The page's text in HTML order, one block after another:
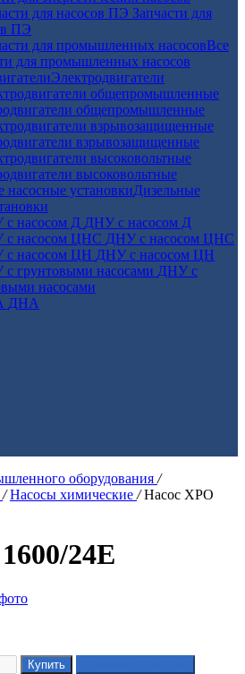
Запчасти для
ПЭ
Все
для промышленных насосов
Электродвигатели
общепромышленные
взрывозащищенные
высоковольтные
Дизельные
ДНУ с насосом Д
ДНУ с насосом ЦНС
ДНУ с насосом ЦН
ДНУ с
насосами
ДНА
оборудования /
/ Насосы химические / Насос ХРО
24Е